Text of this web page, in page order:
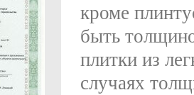
кроме
быть
плитки из
случаях